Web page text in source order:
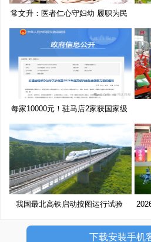
常文升：医者仁心守妇幼 履职为民
每家10000元！驻马店2家获国家级
奖
我国最北高铁启动按图运行试验
下载安装手机